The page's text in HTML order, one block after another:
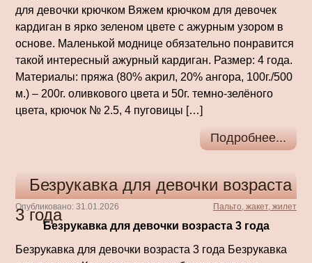
для девочки крючком Вяжем крючком для девочек
кардиган в ярко зеленом цвете с ажурным узором в
основе. Маленькой моднице обязательно понравится
такой интересный ажурный кардиган. Размер: 4 года.
Материалы: пряжа (80% акрил, 20% ангора, 100г./500
м.) – 200г. оливкового цвета и 50г. темно-зелёного
цвета, крючок № 2.5, 4 пуговицы […]
Подробнее...
Безрукавка для девочки возраста
3 года
Опубликовано: 31.01.2026 Пальто, жакет, жилет
Безрукавка для девочки возраста 3 года
Безрукавка для девочки возраста 3 года Безрукавка